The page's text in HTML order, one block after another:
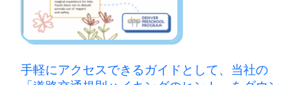
手軽にアクセスできるガイドとして、当社の